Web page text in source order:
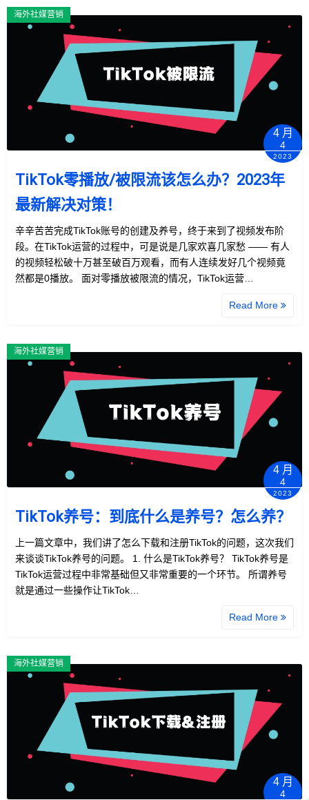
海外社媒营销
4 月
4
2023
TikTok零播放/被限流该怎么办？2023年
最新解决对策！
辛辛苦苦完成TikTok账号的创建及养号，终于来到了视频发布阶
段。在TikTok运营的过程中，可是说是几家欢喜几家愁 —— 有人
的视频轻松破十万甚至破百万观看，而有人连续发好几个视频竟
然都是0播放。 面对零播放被限流的情况，TikTok运营…
Read More
海外社媒营销
4 月
4
2023
TikTok养号：到底什么是养号？怎么养？
上一篇文章中，我们讲了怎么下载和注册TikTok的问题，这次我们
来谈谈TikTok养号的问题。 1. 什么是TikTok养号？ TikTok养号是
TikTok运营过程中非常基础但又非常重要的一个环节。 所谓养号
就是通过一些操作让TikTok…
Read More
海外社媒营销
4 月
4